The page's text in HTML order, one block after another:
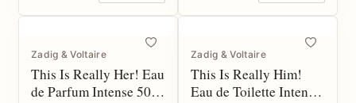
Zadig & Voltaire
This Is Really Her! Eau
de Parfum Intense 50
Zadig & Voltaire
This Is Really Him!
Eau de Toilette Intense